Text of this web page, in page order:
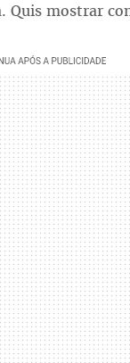
mostrar